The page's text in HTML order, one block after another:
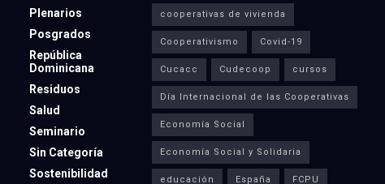
Plenarios
Posgrados
República
Dominicana
Residuos
Salud
Seminario
Sin Categoría
Sostenibilidad
cooperativas de vivienda
Cooperativismo Covid-19
Cucacc Cudecoop cursos
Día Internacional de las Cooperativas
Economía Social
Economía Social y Solidaria
educación España FCPU